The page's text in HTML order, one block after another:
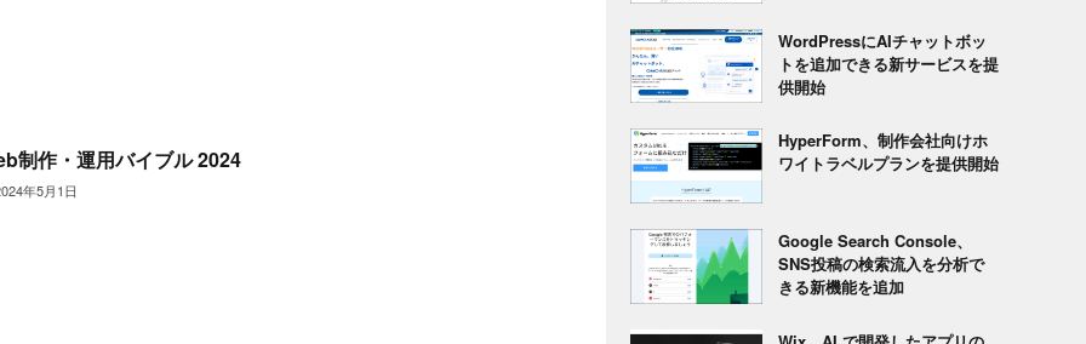
制作・運用バイブル 2024
年5月1日
WordPressにAIチャットボッ
トを追加できる新サービスを提
供開始
HyperForm、制作会社向けホ
ワイトラベルプランを提供開始
Google Search Console、
SNS投稿の検索流入を分析で
きる新機能を追加